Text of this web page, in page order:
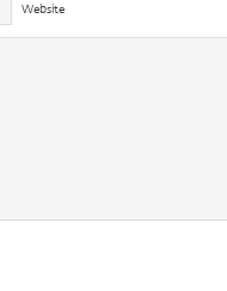
Website